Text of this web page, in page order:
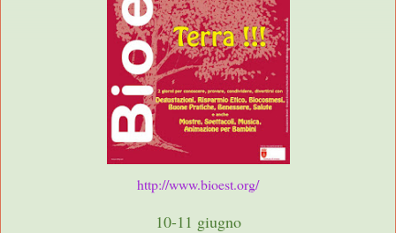
http://www.bioest.org/
10-11 giugno